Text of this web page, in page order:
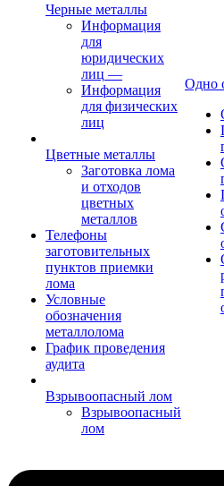
Черные металлы
Информация
для
юридических
лиц —
Информация
для физических
лиц
Цветные металлы
Заготовка лома
и отходов
цветных
металлов
Телефоны
заготовительных
пунктов приемки
лома
Условные
обозначения
металлолома
График проведения
аудита
Взрывоопасный лом
Взрывоопасный
лом
Одно